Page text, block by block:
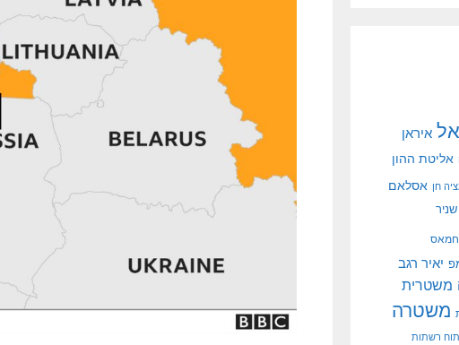
איראן
אליטת ההון
חן אסלאם
שניר
חמאס
יאיר רגב
משטרית
משטרה
רשתות